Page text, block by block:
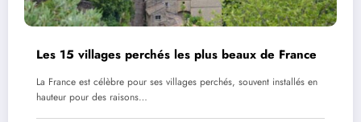
Les 15 villages perchés les plus beaux de France
La France est célèbre pour ses villages perchés, souvent installés en
hauteur pour des raisons…